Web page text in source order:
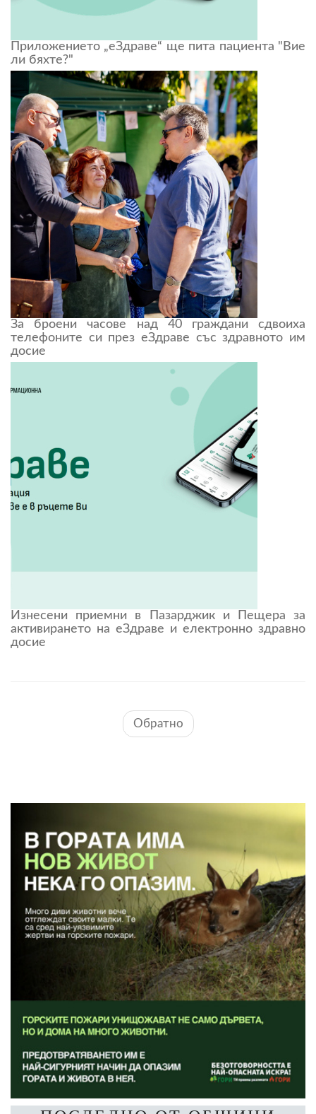
Приложението „еЗдраве“ ще пита пациента "Вие
ли бяхте?"
За броени часове над 40 граждани сдвоиха
телефоните си през еЗдраве със здравното им
досие
Изнесени приемни в Пазарджик и Пещера за
активирането на еЗдраве и електронно здравно
досие
Обратно